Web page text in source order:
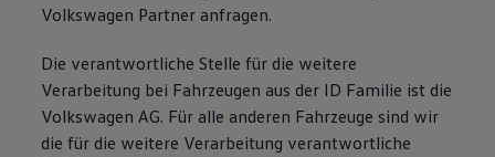
Volkswagen Partner anfragen.
Die verantwortliche Stelle für die weitere
Verarbeitung bei Fahrzeugen aus der ID Familie ist die
Volkswagen AG. Für alle anderen Fahrzeuge sind wir
die für die weitere Verarbeitung verantwortliche